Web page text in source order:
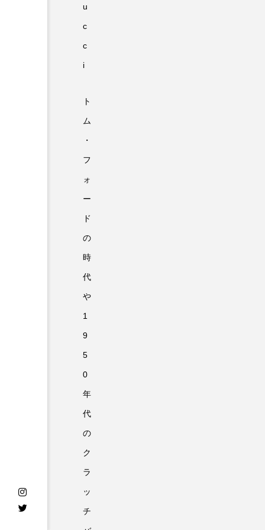
u
c
c
i
ト
ム
・
フ
ォ
ー
ド
の
時
代
や
1
9
5
0
年
代
の
ク
ラ
ッ
チ